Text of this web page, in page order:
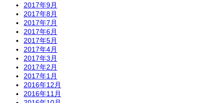
2017年9月
2017年8月
2017年7月
2017年6月
2017年5月
2017年4月
2017年3月
2017年2月
2017年1月
2016年12月
2016年11月